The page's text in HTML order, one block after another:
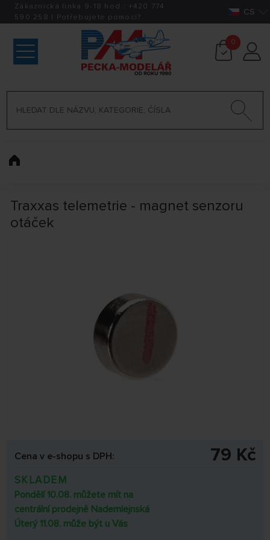
Zákaznická linka 9-18 hod.: +420 774
590 258 | Potřebujete pomoci? CS
0
Traxxas telemetrie - magnet senzoru
otáček
Cena v e-shopu s DPH: 79 Kč
SKLADEM
Pondělí 10.08. můžete mít na
centrální prodejně Nademlejnská
Úterý 11.08. může být u Vás